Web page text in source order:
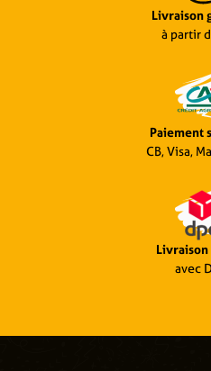
Livraison
à partir
Paiement
CB, Visa,
avec